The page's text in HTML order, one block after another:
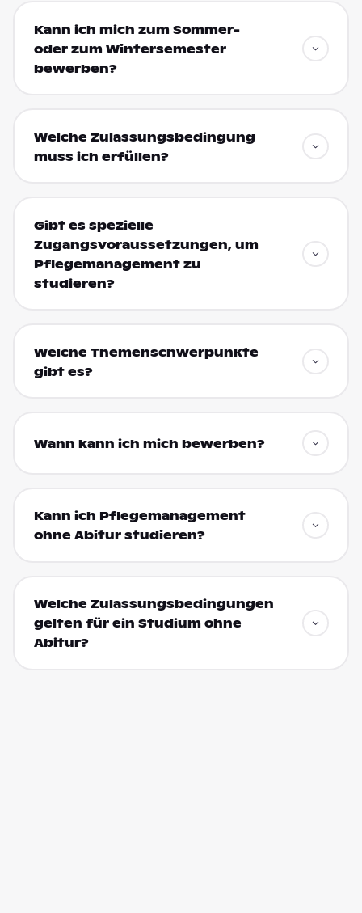
Kann ich mich zum Sommer-
oder zum Wintersemester
bewerben?
Welche Zulassungsbedingung
muss ich erfüllen?
Gibt es spezielle
Zugangsvoraussetzungen, um
Pflegemanagement zu
studieren?
Welche Themenschwerpunkte
gibt es?
Wann kann ich mich bewerben?
Kann ich Pflegemanagement
ohne Abitur studieren?
Welche Zulassungsbedingungen
gelten für ein Studium ohne
Abitur?